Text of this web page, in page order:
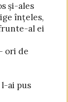
și-ales
înțeles,
al ei
ori de
ai pus